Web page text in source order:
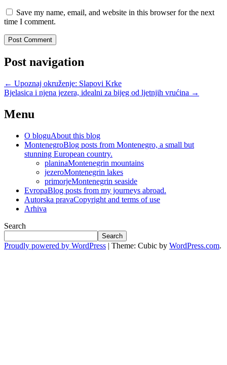
Save my name, email, and website in this browser for the next
time I comment.
Post navigation
← Upoznaj okruženje: Slapovi Krke
Bjelasica i njena jezera, idealni za bijeg od ljetnjih vrućina →
Menu
O bloguAbout this blog
MontenegroBlog posts from Montenegro, a small but
stunning European country.
planinaMontenegrin mountains
jezeroMontenegrin lakes
primorjeMontenegrin seaside
EvropaBlog posts from my journeys abroad.
Autorska pravaCopyright and terms of use
Arhiva
Search
Search
Proudly powered by WordPress | Theme: Cubic by WordPress.com.